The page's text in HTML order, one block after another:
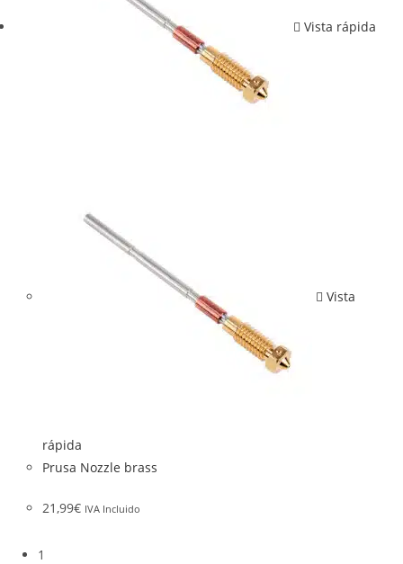
Vista rápida
Vista
rápida
Prusa Nozzle brass
21,99€ IVA Incluido
1